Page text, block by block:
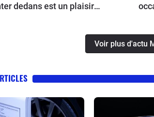
dedans est un plaisir
Voir plus d'actu